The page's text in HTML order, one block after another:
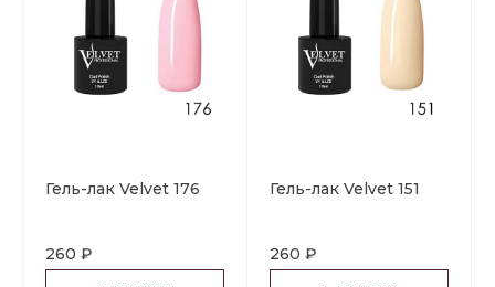
Гель-лак Velvet 176
260 ₽
Гель-лак Velvet 151
260 ₽